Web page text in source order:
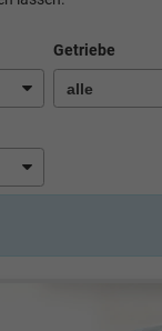
Getriebe